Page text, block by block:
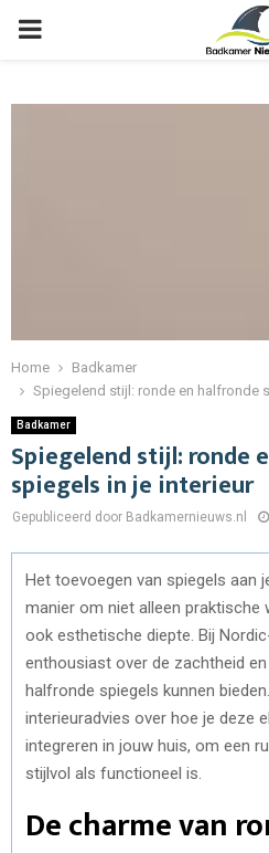
PRIMARY
Home
Badkamer
Spiegelend stijl: ronde en halfronde
Badkamer
Spiegelend stijl: ronde
spiegels in je interieur
Gepubliceerd door Badkamernieuws.nl
Het toevoegen van spiegels aan
manier om niet alleen praktische
ook esthetische diepte. Bij
enthousiast over de zachtheid
halfronde spiegels kunnen
interieuradvies over hoe je deze
integreren in jouw huis, om een
stijlvol als functioneel is.
De charme van